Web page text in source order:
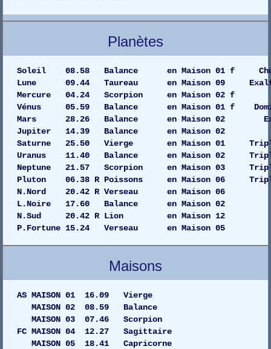
Planètes
Soleil 08.58 Balance en Maison 01 f
Lune 09.44 Taureau en Maison 09
Mercure 04.24 Scorpion en Maison
Vénus 05.59 Balance en Maison 01 f
Mars 28.26 Balance en Maison 02
Jupiter 14.39 Balance en
Saturne 25.50 Vierge en Maison 01
Uranus 11.40 Balance en Maison 02
Neptune 21.57 Scorpion en Maison 03
Pluton 06.38 R Poissons en Maison 06
N.Nord 20.42 R Verseau en Maison 06
L.Noire 17.60 Balance en Maison 02
N.Sud 20.42 R Lion en Maison 12
P.Fortune 15.24 Verseau en Maison 05
Maisons
AS MAISON 01 16.09 Vierge
MAISON 02 08.59 Balance
MAISON 03 07.46 Scorpion
FC MAISON 04 12.27 Sagittaire
MAISON 05 18.41 Capricorne